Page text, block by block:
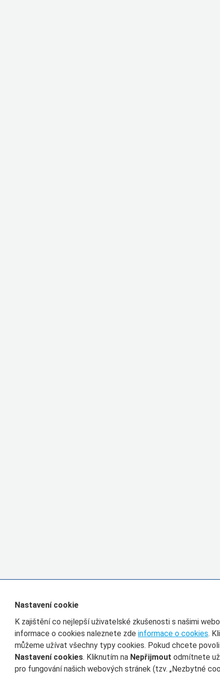
Nastavení cookie
K zajištění co nejlepší uživatelské zkušenosti s našimi
informace o cookies naleznete zde informace o cookies.
můžeme užívat všechny typy cookies. Pokud chcete
Nastavení cookies. Kliknutím na Nepřijmout odmítnete
pro fungování našich webových stránek (tzv. „Nezbytné